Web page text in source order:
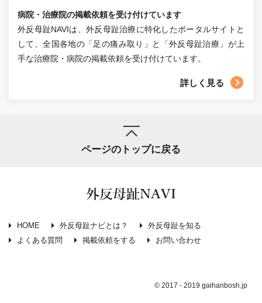
病院・治療院の掲載依頼を受け付けています
外反母趾NAVIは、外反母趾治療に特化したポータルサイトと
して、全国各地の「足の痛み取り」と「外反母趾治療」が上
手な治療院・病院の掲載依頼を受け付けています。
詳しく見る
ページのトップに戻る
外反母趾NAVI
HOME 外反母趾ナビとは？
外反母趾を知る
よくある質問
掲載依頼をする お問い合わせ
© 2017 - 2019 gaihanbosh.jp